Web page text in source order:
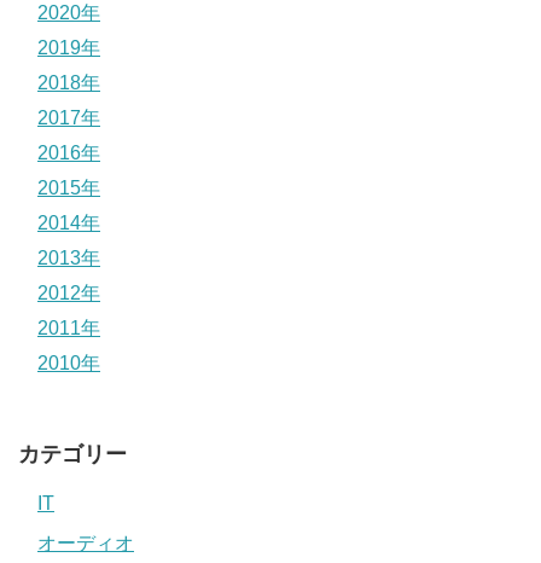
2020年
2019年
2018年
2017年
2016年
2015年
2014年
2013年
2012年
2011年
2010年
カテゴリー
IT
オーディオ